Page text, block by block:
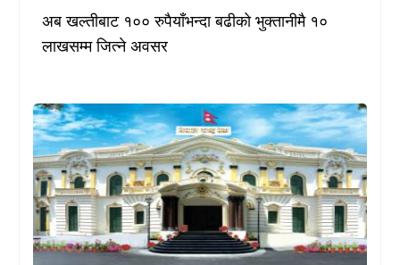
अब खल्तीबाट १०० रुपैयाँभन्दा बढीको भुक्तानीमै १०
लाखसम्म जित्ने अवसर